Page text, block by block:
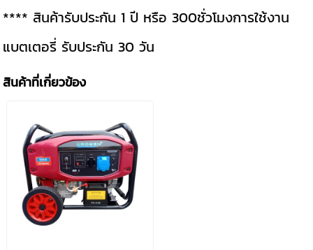
**** สินค้ารับประกัน 1 ปี หรือ 300ชั่วโมงการใช้งาน
แบตเตอรี่ รับประกัน 30 วัน
สินค้าที่เกี่ยวข้อง